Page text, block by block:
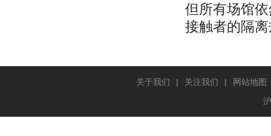
但所有场馆
接触者的隔
关于我们 | 关注我们 |
网站地图